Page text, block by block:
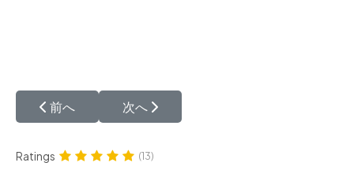
前の記事へ: ギャッベと絨毯の違い
前へ 次の記事へ: ギャッベとキリムの違いさ
次へ
Ratings (13)